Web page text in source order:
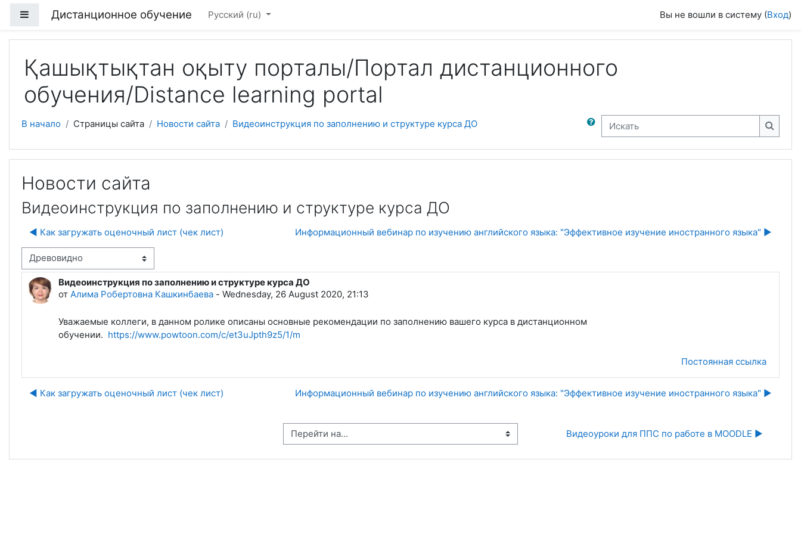
Боковая панель
Дистанционное обучение Русский ‎(ru)‎ Вы не вошли в систему (Вход)
Қашықтықтан оқыту порталы/Портал дистанционного
обучения/Distance learning portal
В начало Страницы сайта Новости сайта Видеоинструкция по заполнению и структуре курса ДО
Искать
Искать
Новости сайта
Видеоинструкция по заполнению и структуре курса ДО
◀︎ Как загружать оценочный лист (чек лист) Информационный вебинар по изучению английского языка: "Эффективное изучение иностранного языка" ▶︎
отображения
Видеоинструкция по заполнению и структуре курса ДО
от Алима Робертовна Кашкинбаева - Wednesday, 26 August 2020, 21:13
Количество ответов: 0
Уважаемые коллеги, в данном ролике описаны основные рекомендации по заполнению вашего курса в дистанционном
обучении. https://www.powtoon.com/c/et3uJpth9z5/1/m
Постоянная ссылка
◀︎ Как загружать оценочный лист (чек лист) Информационный вебинар по изучению английского языка: "Эффективное изучение иностранного языка" ▶︎
Перейти на... Видеоуроки для ППС по работе в MOODLE ▶︎